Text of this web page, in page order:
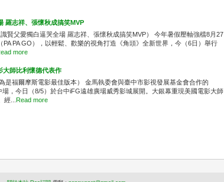
羅志祥、張懷秋成搞笑MVP
賢父愛獨白逼哭全場 羅志祥、張懷秋成搞笑MVP） 今年暑假壓軸強檔8月27
PA GO），以輕鬆、歡樂的視角打造《角頭》全新世界，今（6日）舉行
more
大師比利懷德代表作
是福爾摩斯電影最佳版本） 金馬執委會與臺中市影視發展基金會合作的
場，今日（8/5）於台中iFG遠雄廣場威秀影城展開。大銀幕重現美國電影大師
...
Read more